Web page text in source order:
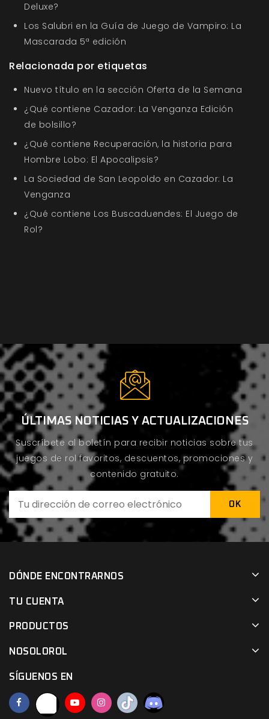
Deluxe?
Los Salubri en la Guía de Juego de Vampiro: La
Mascarada 5ª edición
Relacionada por etiquetas
Nuevo título en la sección Oferta de la Semana
¿Qué contiene Cazador: La Venganza Edición
de bolsillo?
¿Qué contiene Recuperación, la historia para
Hombre Lobo: El Apocalipsis?
La Sociedad de San Leopoldo en Cazador: La
Venganza
¿Qué contiene Los Buscaduendes: El Juego de
Rol?
ÚLTIMAS NOTICIAS Y ACTUALIZACIONES
Suscríbete al boletín para recibir noticias sobre tus
juegos de rol favoritos, descuentos, promociones y
contenido gratuito.
DÓNDE ENCONTRARNOS
TU CUENTA
PRODUCTOS
NOSOLOROL
SÍGUENOS EN